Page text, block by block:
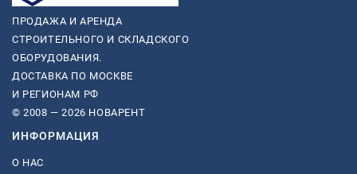
ПРОДАЖА И АРЕНДА
СТРОИТЕЛЬНОГО И СКЛАДСКОГО
ОБОРУДОВАНИЯ.
ДОСТАВКА ПО МОСКВЕ
И РЕГИОНАМ РФ
© 2008 — 2026 НОВАРЕНТ
ИНФОРМАЦИЯ
О НАС